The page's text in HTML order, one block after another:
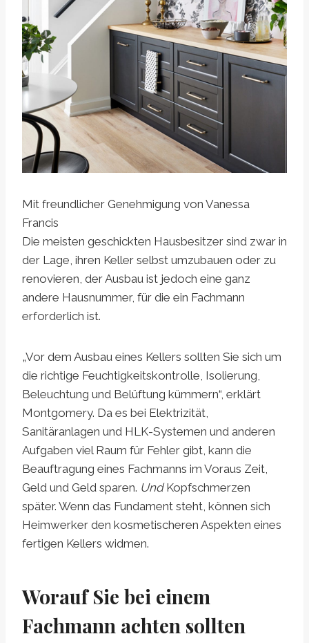
Mit freundlicher Genehmigung von Vanessa
Francis
Die meisten geschickten Hausbesitzer sind zwar in
der Lage, ihren Keller selbst umzubauen oder zu
renovieren, der Ausbau ist jedoch eine ganz
andere Hausnummer, für die ein Fachmann
erforderlich ist.
„Vor dem Ausbau eines Kellers sollten Sie sich um
die richtige Feuchtigkeitskontrolle, Isolierung,
Beleuchtung und Belüftung kümmern“, erklärt
Montgomery. Da es bei Elektrizität,
Sanitäranlagen und HLK-Systemen und anderen
Aufgaben viel Raum für Fehler gibt, kann die
Beauftragung eines Fachmanns im Voraus Zeit,
Geld und Geld sparen. UndKopfschmerzen
später. Wenn das Fundament steht, können sich
Heimwerker den kosmetischeren Aspekten eines
fertigen Kellers widmen.
Worauf Sie bei einem
Fachmann achten sollten